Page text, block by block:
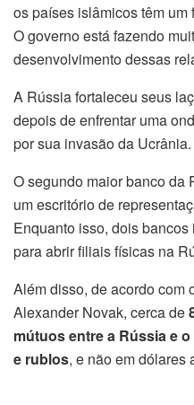
os países islâmicos têm
O governo está fazendo
desenvolvimento dessas
A Rússia fortaleceu seus
depois de enfrentar uma
por sua invasão da Ucrânia.
O segundo maior banco da
um escritório de
Enquanto isso, dois
para abrir filiais físicas na
Além disso, de acordo com
Alexander Novak, cerca de
mútuos entre a Rússia e
e rublos, e não em dólares